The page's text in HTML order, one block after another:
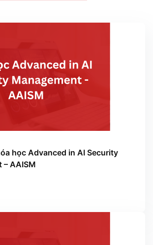
học Advanced in AI Security
– AAISM